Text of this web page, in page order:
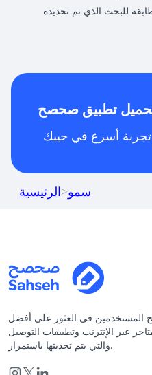
تطبيق صحصح
تجربة أسرع في جيبك
الرئيسية>سمو
في العثور على أفضل
عبر الإنترنت وتطبيقات التوصيل
والتي يتم تحديثها باستمرار.